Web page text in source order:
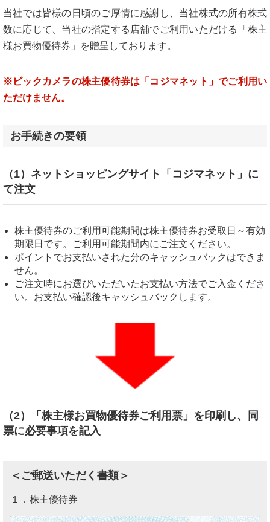
当社では皆様の日頃のご厚情に感謝し、当社株式の所有株式
数に応じて、当社の指定する店舗でご利用いただける「株主
様お買物優待券」を贈呈しております。
※ビックカメラの株主優待券は「コジマネット」でご利用い
ただけません。
お手続きの要領
（1）ネットショッピングサイト「コジマネット」に
て注文
株主優待券のご利用可能期間は株主優待券お受取日～有効
期限日です。ご利用可能期間内にご注文ください。
ポイントでお支払いされた分のキャッシュバックはできま
せん。
ご注文時にお選びいただいたお支払い方法でご入金くださ
い。お支払い確認後キャッシュバックします。
（2）「株主様お買物優待券ご利用票」を印刷し、同
票に必要事項を記入
＜ご郵送いただく書類＞
１．株主優待券